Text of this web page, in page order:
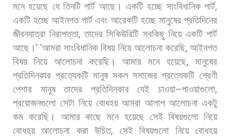
মনে হয়েছে যে তিনটি পার্ট আছে। একটি হচ্ছে সাংবিধানিক পার্ট,
একটি হচ্ছে আইনগত পার্ট এবং আরেকটি হচ্ছে মানুষের প্রতিদিনের
জীবনযাত্রা নিরাপত্তা,তাদের সিকিউরিটি সবকিছু নিয়ে একটি পার্ট
আছে।’ ‘আমরা সাংবিধানিক বিষয় নিয়ে আলোচনা করেছি,আইনগত
বিষয়
নিয়ে আলোচনা করেছি। আমার মনে হয়েছে,মানুষের
প্রতিদিনকার প্রত্যেকটি মানুষ সকল সমাজের প্রত্যেকটি শ্রেণী
পেশার
মানুষ তাদের প্রতিদিনকার যেই চাওয়া–পাওয়াগুলো,
প্রয়োজনগুলো সেটা নিয়ে বোধহয় আমরা আলাপ আলোচনা একটু
কম করেছি। আমার কাছে মনে হয়েছে সেই বিষয়গুলো নিয়ে
বোধহয় আলোচনা করা উচিত, সেই বিষয়গুলো নিয়ে বোধহয়